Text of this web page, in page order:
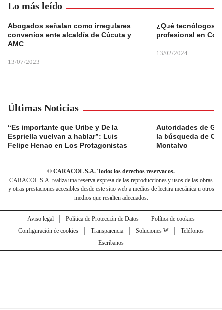
Lo más leído
Abogados señalan como irregulares
convenios ente alcaldía de Cúcuta y
AMC
13/07/2023
¿Qué tecnólogos
profesional en
13/02/2024
Últimas Noticias
“Es importante que Uribe y De la
Espriella vuelvan a hablar”: Luis
Felipe Henao en Los Protagonistas
Autoridades de
la búsqueda de
Montalvo
© CARACOL S.A. Todos los derechos reservados.
CARACOL S.A. realiza una reserva expresa de las reproducciones y usos de las obras
y otras prestaciones accesibles desde este sitio web a medios de lectura mecánica u otros
medios que resulten adecuados.
Aviso legal Política de Protección de Datos
Política de cookies
Configuración de cookies
Transparencia Soluciones W
Teléfonos
Escríbanos